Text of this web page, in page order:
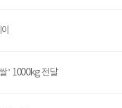
’ 1000kg 전달